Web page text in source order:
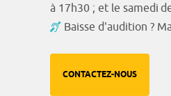
à 17h30 ; et le samedi
Baisse d'audition ?
CONTACTEZ-NOUS